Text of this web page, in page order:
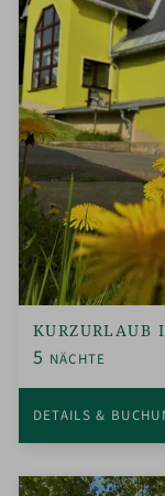
KURZURLAUB
5 NÄCHTE
DETAILS &